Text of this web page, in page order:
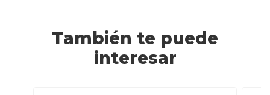
También te puede
interesar